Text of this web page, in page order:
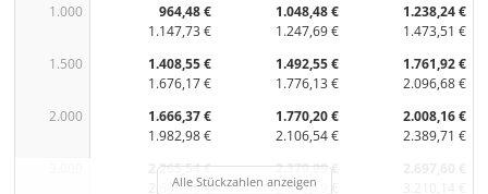
1.000
964,48 €
1.147,73 €
1.048,48 €
1.247,69 €
1.238,24 €
1.473,51 €
1.500
1.408,55 €
1.676,17 €
1.492,55 €
1.776,13 €
1.761,92 €
2.096,68 €
2.000
1.666,37 €
1.982,98 €
1.770,20 €
2.106,54 €
2.008,16 €
2.389,71 €
2.265,54 €
2.695,99 €
2.379,99 €
2.832,19 €
Alle Stückzahlen anzeigen